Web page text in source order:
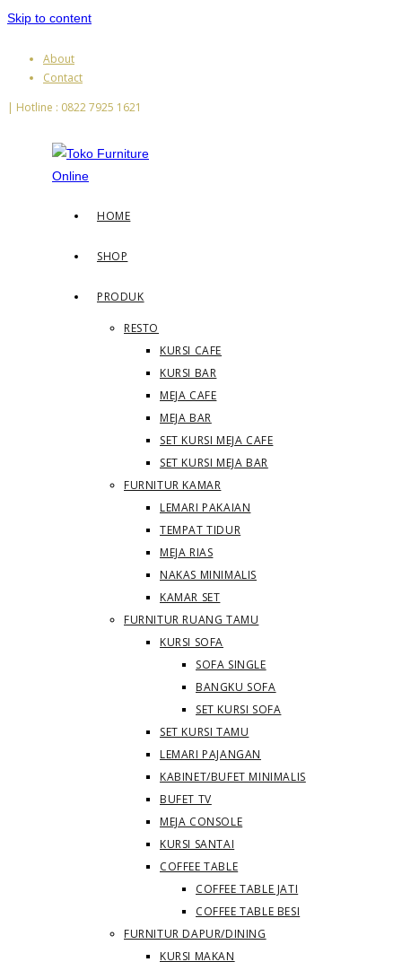
Skip to content
About
Contact
| Hotline : 0822 7925 1621
HOME
SHOP
PRODUK
RESTO
KURSI CAFE
KURSI BAR
MEJA CAFE
MEJA BAR
SET KURSI MEJA CAFE
SET KURSI MEJA BAR
FURNITUR KAMAR
LEMARI PAKAIAN
TEMPAT TIDUR
MEJA RIAS
NAKAS MINIMALIS
KAMAR SET
FURNITUR RUANG TAMU
KURSI SOFA
SOFA SINGLE
BANGKU SOFA
SET KURSI SOFA
SET KURSI TAMU
LEMARI PAJANGAN
KABINET/BUFET MINIMALIS
BUFET TV
MEJA CONSOLE
KURSI SANTAI
COFFEE TABLE
COFFEE TABLE JATI
COFFEE TABLE BESI
FURNITUR DAPUR/DINING
KURSI MAKAN